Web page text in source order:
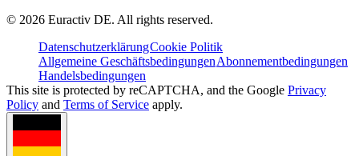
© 2026 Euractiv DE. All rights reserved.
DatenschutzerklärungCookie Politik
Allgemeine GeschäftsbedingungenAbonnementbedingungen
Handelsbedingungen
This site is protected by reCAPTCHA, and the Google Privacy
Policy and Terms of Service apply.